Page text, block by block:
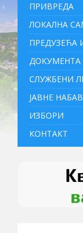
ПРИВРЕДА
ЛОКАЛНА
ПРЕДУЗЕЋА
ДОКУМЕНТА
СЛУЖБЕНИ
ЈАВНЕ
ИЗБОРИ
КОНТАКТ